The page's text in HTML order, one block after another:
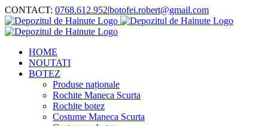
Skip
to
content
CONTACT: 0768.612.952|botofei.robert@gmail.com
HOME
NOUTATI
BOTEZ
Produse naționale
Rochite Maneca Scurta
Rochițe botez
Costume Maneca Scurta